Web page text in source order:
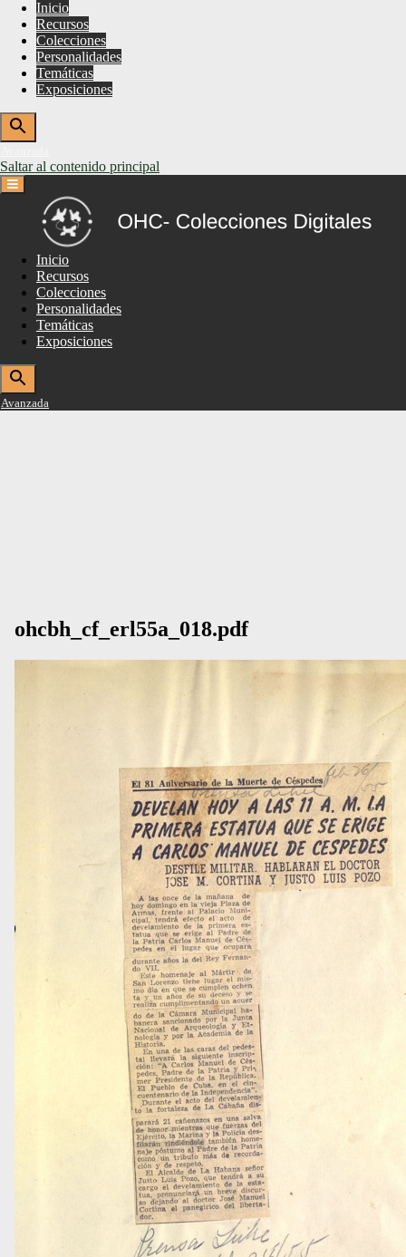
Inicio
Recursos
Colecciones
Personalidades
Temáticas
Exposiciones
Saltar al contenido principal
Inicio
Recursos
Colecciones
Personalidades
Temáticas
Exposiciones
Avanzada
ohcbh_cf_erl55a_018.pdf